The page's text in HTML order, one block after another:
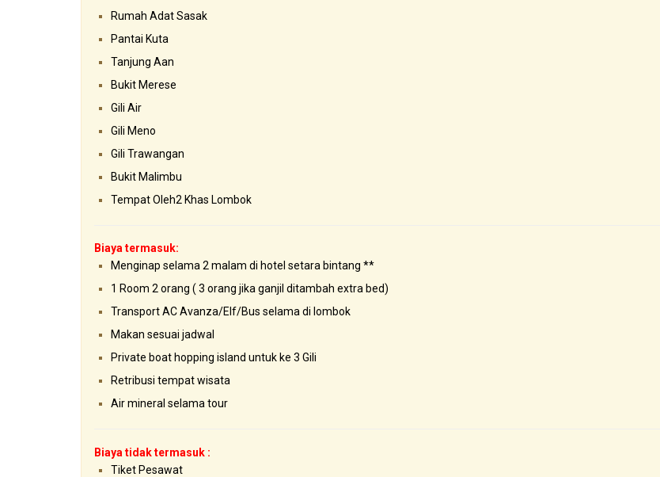
Rumah Adat Sasak
Pantai Kuta
Tanjung Aan
Bukit Merese
Gili Air
Gili Meno
Gili Trawangan
Bukit Malimbu
Tempat Oleh2 Khas Lombok
Biaya termasuk:
Menginap selama 2 malam di hotel setara bintang **
1 Room 2 orang ( 3 orang jika ganjil ditambah extra bed)
Transport AC Avanza/Elf/Bus selama di lombok
Makan sesuai jadwal
Private boat hopping island untuk ke 3 Gili
Retribusi tempat wisata
Air mineral selama tour
Biaya tidak termasuk :
Tiket Pesawat